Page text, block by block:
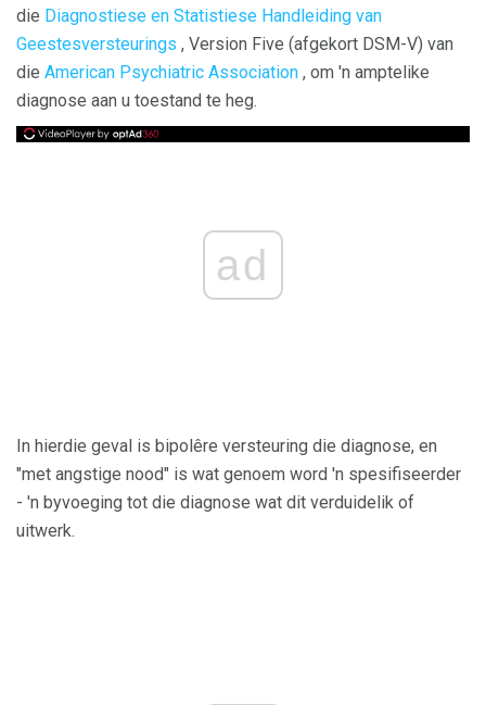
die Diagnostiese en Statistiese Handleiding van
Geestesversteurings , Version Five (afgekort DSM-V) van
die American Psychiatric Association , om 'n amptelike
diagnose aan u toestand te heg.
ad
In hierdie geval is bipolêre versteuring die diagnose, en
"met angstige nood" is wat genoem word 'n spesifiseerder
- 'n byvoeging tot die diagnose wat dit verduidelik of
uitwerk.